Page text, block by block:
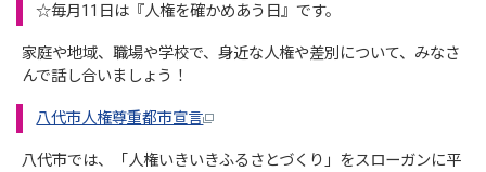
☆毎月11日は『人権を確かめあう日』です。
家庭や地域、職場や学校で、身近な人権や差別について、みなさ
んで話し合いましょう！
八代市人権尊重都市宣言
八代市では、「人権いきいきふるさとづくり」をスローガンに平